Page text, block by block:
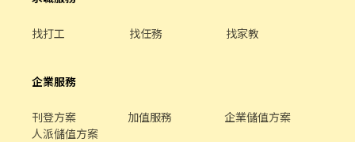
找打工 找任務 找家教
企業服務
刊登方案 加值服務
企業儲值方案
人派儲值方案